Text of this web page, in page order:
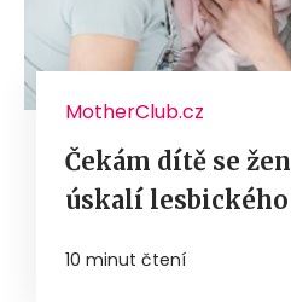
MotherClub.cz
Čekám dítě se
úskalí
10 minut čtení